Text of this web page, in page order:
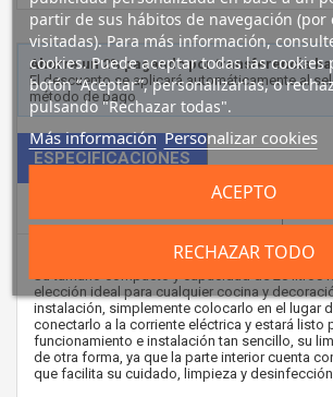
Ahorra un 2% pagando por transferencia
El descuento se aplicará automáticamente al
método de pago.
ESPECIFICACIONES
elección ideal para cualquier cocina y
instalación, simplemente colocarlo en el lugar
conectarlo a la corriente eléctrica y estará listo
funcionamiento e instalación tan sencillo, su
de otra forma, ya que la parte interior cuenta
que facilita su cuidado, limpieza y desinfección.
partir de sus hábitos de navegación (por
visitadas). Para más información,
cookies. Puede aceptar todas las cookies
botón “Aceptar”, personalizarlas, o
pulsando "Rechazar todas".
Más información Personalizar cookies
RECHAZAR TODO
ACEPTO